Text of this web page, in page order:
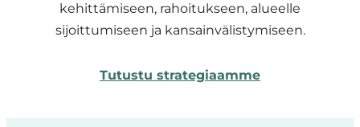
kehittämiseen, rahoitukseen, alueelle
sijoittumiseen ja kansainvälistymiseen.
Tutustu strategiaamme